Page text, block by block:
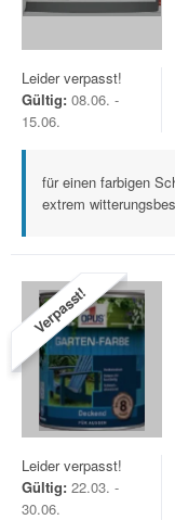
Leider verpasst!
Gültig: 08.06. -
15.06.
für einen farbigen
extrem
Verpasst!
Leider verpasst!
Gültig: 22.03. -
30.06.